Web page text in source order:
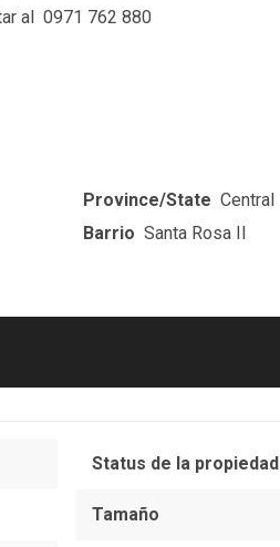
al 0971 762 880
Province/State Central
Barrio Santa Rosa II
Status de la propiedad
Tamaño